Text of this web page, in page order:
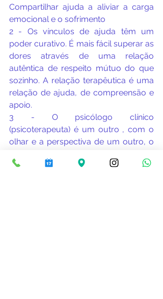
Compartilhar ajuda a aliviar a carga
emocional e o sofrimento
2 - Os vínculos de ajuda têm um
poder curativo. É mais fácil superar as
dores através de uma relação
autêntica de respeito mútuo do que
sozinho. A relação terapêutica é uma
relação de ajuda, de compreensão e
apoio.
3 - O psicólogo clínico
(psicoterapeuta) é um outro , com o
olhar e a perspectiva de um outro, o
modo diferente, lhe fazer perguntas